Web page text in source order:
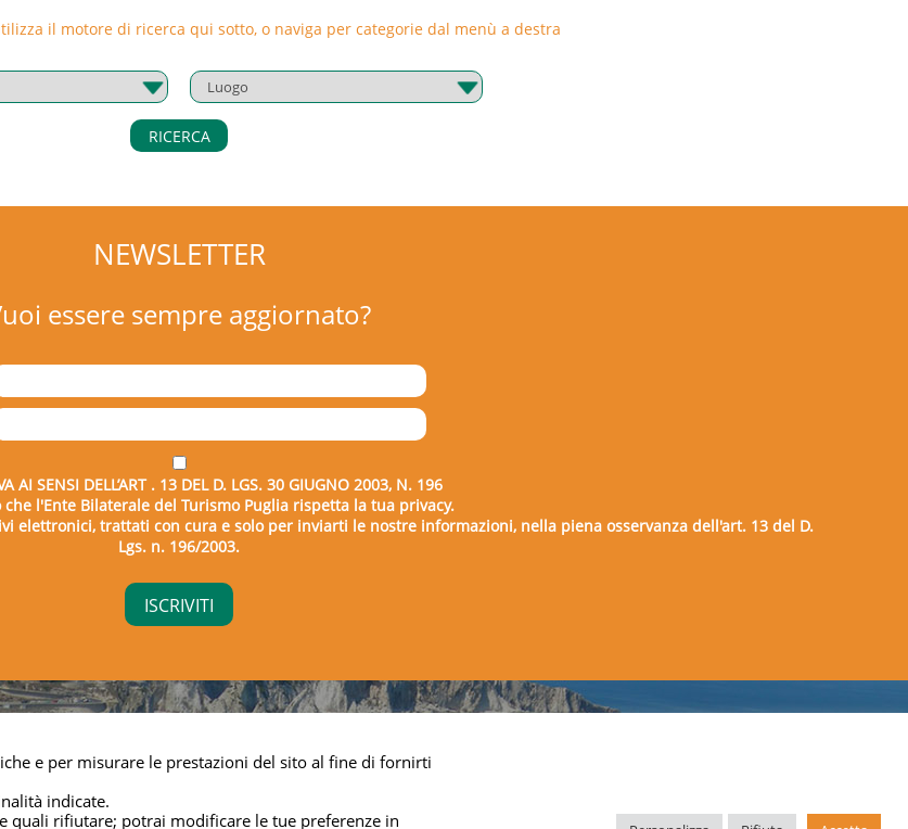
il motore di ricerca qui sotto, o naviga per categorie dal menù a destra
RICERCA
NEWSLETTER
essere sempre aggiornato?
AI SENSI DELL’ART . 13 DEL D. LGS. 30 GIUGNO 2003, N. 196
l'Ente Bilaterale del Turismo Puglia rispetta la tua privacy.
elettronici, trattati con cura e solo per inviarti le nostre informazioni, nella piena osservanza dell'art. 13 del D.
Lgs. n. 196/2003.
Privacy & cookie
e per misurare le prestazioni del sito al fine di fornirti
indicate.
quali rifiutare; potrai modificare le tue preferenze in